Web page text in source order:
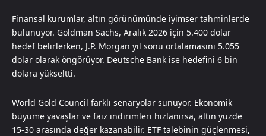
Finansal kurumlar, altın görünümünde iyimser tahminlerde
bulunuyor. Goldman Sachs, Aralık 2026 için 5.400 dolar
hedef belirlerken, J.P. Morgan yıl sonu ortalamasını 5.055
dolar olarak öngörüyor. Deutsche Bank ise hedefini 6 bin
dolara yükseltti.
World Gold Council farklı senaryolar sunuyor. Ekonomik
büyüme yavaşlar ve faiz indirimleri hızlanırsa, altın yüzde
15-30 arasında değer kazanabilir. ETF talebinin güçlenmesi,